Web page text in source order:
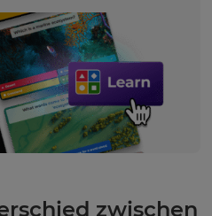
zwischen